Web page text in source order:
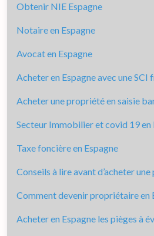
Obtenir NIE Espagne
Notaire en Espagne
Avocat en Espagne
Acheter en Espagne avec une SCI
Acheter une propriété en saisie
Secteur Immobilier et covid 19 en
Taxe foncière en Espagne
Conseils à lire avant d’acheter
Comment devenir propriétaire en
Acheter en Espagne les pièges à